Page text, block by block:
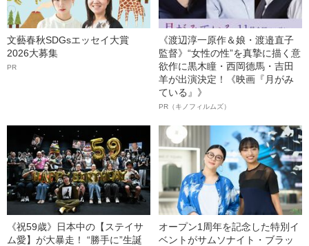
文藝春秋SDGsエッセイ大賞
2026大募集
PR
《渡辺淳一原作＆娘・渡邉直子
監督》“女性の性”を真摯に描く意
欲作に黒木瞳・西岡德馬・吉田
羊が出演決定！《映画『月がみ
ている』》
PR（キノフィルムズ）
《祝59歳》日本中の【ステイサ
ム愛】が大暴走！ “勝手に”生誕
オープン1周年を記念した特別イ
ベントがサムソナイト・ブラッ